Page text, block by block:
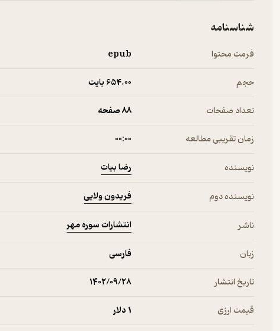
شناسنامه
فرمت محتوا epub
حجم 654.۰۰ بایت
تعداد صفحات 88 صفحه
زمان تقریبی مطالعه ۰۰:۰۰
نویسنده رضا بیات
نویسنده دوم فریدون ولایی
ناشر انتشارات سوره مهر
زبان فارسی
تاریخ انتشار ۱۴۰۲/۰۹/۲۸
قیمت ارزی 1 دلار